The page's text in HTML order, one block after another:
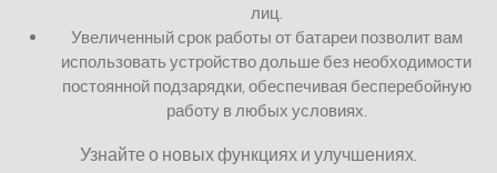
лиц.
Увеличенный срок работы от батареи позволит вам
использовать устройство дольше без необходимости
постоянной подзарядки, обеспечивая бесперебойную
работу в любых условиях.
Узнайте о новых функциях и улучшениях.